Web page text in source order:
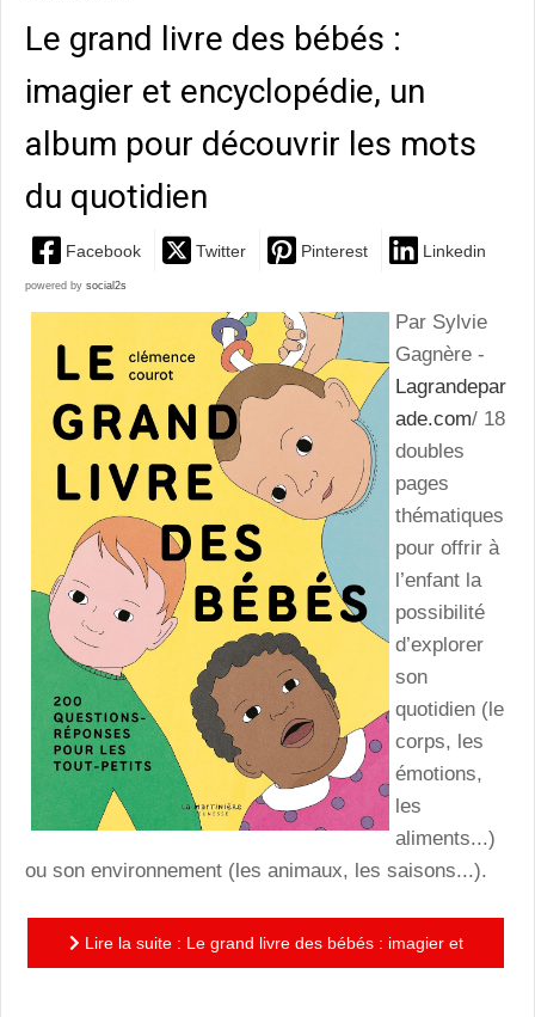
Le grand livre des bébés :
imagier et encyclopédie, un
album pour découvrir les mots
du quotidien
Facebook Twitter Pinterest Linkedin
powered by social2s
Par Sylvie
Gagnère -
Lagrandepar
ade.com/ 18
doubles
pages
thématiques
pour offrir à
l’enfant la
possibilité
d’explorer
son
quotidien (le
corps, les
émotions,
les
aliments...)
ou son environnement (les animaux, les saisons...).
Lire la suite : Le grand livre des bébés : imagier et